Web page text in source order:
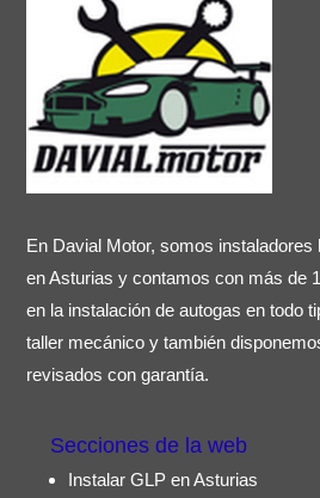
En Davial Motor, somos
en Asturias y contamos con más de
en la instalación de autogas en todo
taller mecánico y también
revisados con garantía.
Secciones de la web
Instalar GLP en Asturias